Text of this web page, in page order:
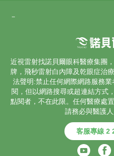
－
近視雷射找諾貝爾眼科醫療集團
牌，飛秒雷射白內障及乾眼症治
法聲明:禁止任何網際網路服務
閱，但以網路搜尋或超連結方式
點閱者，不在此限。任何醫療處
請務必與醫護
客服專線 2